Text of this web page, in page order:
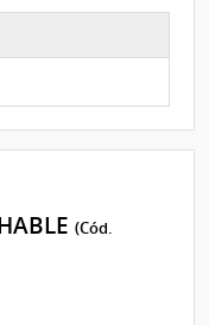
(Cód.